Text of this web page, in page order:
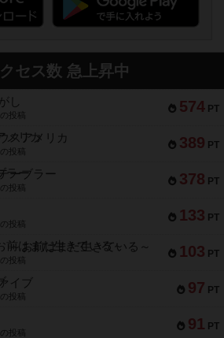
セス数 急上昇中
574 PT
し
投稿
389 PT
スアメリカ
投稿
378 PT
ーブラー
投稿
133 PT
投稿
103 PT
お前はまだ生きている～
投稿
97 PT
イブ
投稿
91 PT
投稿